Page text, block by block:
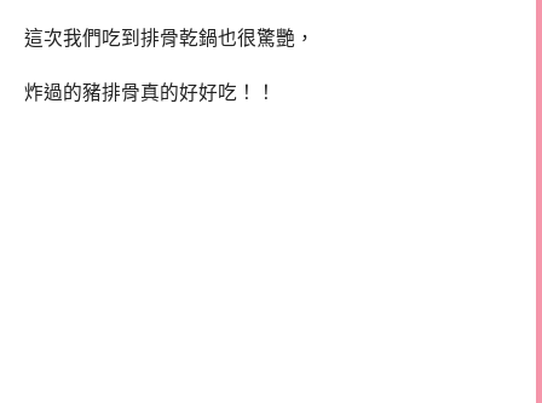
這次我們吃到排骨乾鍋也很驚艷，
炸過的豬排骨真的好好吃！！